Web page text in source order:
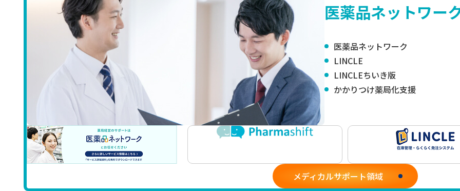
医薬品ネットワー
医薬品ネットワーク
LINCLE
LINCLEちいき版
かかりつけ薬局化支援
メディカルサポート領域